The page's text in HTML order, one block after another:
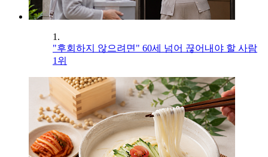
1.
"후회하지 않으려면" 60세 넘어 끊어내야 할 사람
1위